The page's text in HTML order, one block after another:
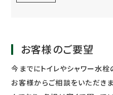
お客様のご要望
今までにトイレやシャワー水
お客様からご相談をいただき